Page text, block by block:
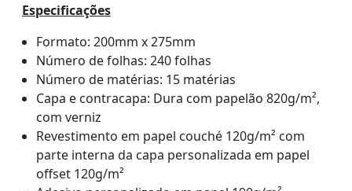
Especificações
Formato: 200mm x 275mm
Número de folhas: 240 folhas
Número de matérias: 15 matérias
Capa e contracapa: Dura com papelão 820g/m²,
com verniz
Revestimento em papel couché 120g/m² com
parte interna da capa personalizada em papel
offset 120g/m²